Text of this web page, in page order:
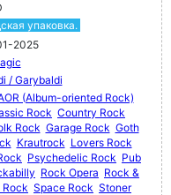
упаковка.
2025
/ Garybaldi
(Album-oriented Rock)
Rock Country Rock
Rock Garage Rock Goth
Krautrock Lovers Rock
Psychedelic Rock Pub
Rock Opera Rock &
Rock Space Rock Stoner